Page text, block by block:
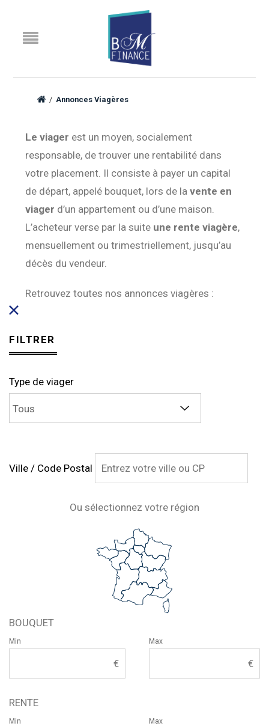
/ Annonces Viagères
Le viager est un moyen, socialement
responsable, de trouver une rentabilité dans
votre placement. Il consiste à payer un capital
de départ, appelé bouquet, lors de la vente en
viager d’un appartement ou d’une maison.
L’acheteur verse par la suite une rente viagère,
mensuellement ou trimestriellement, jusqu’au
décès du vendeur.
Retrouvez toutes nos annonces viagères :
FILTRER
Type de viager
Ville / Code Postal
Ou sélectionnez votre région
BOUQUET
Min Max
RENTE
Min Max